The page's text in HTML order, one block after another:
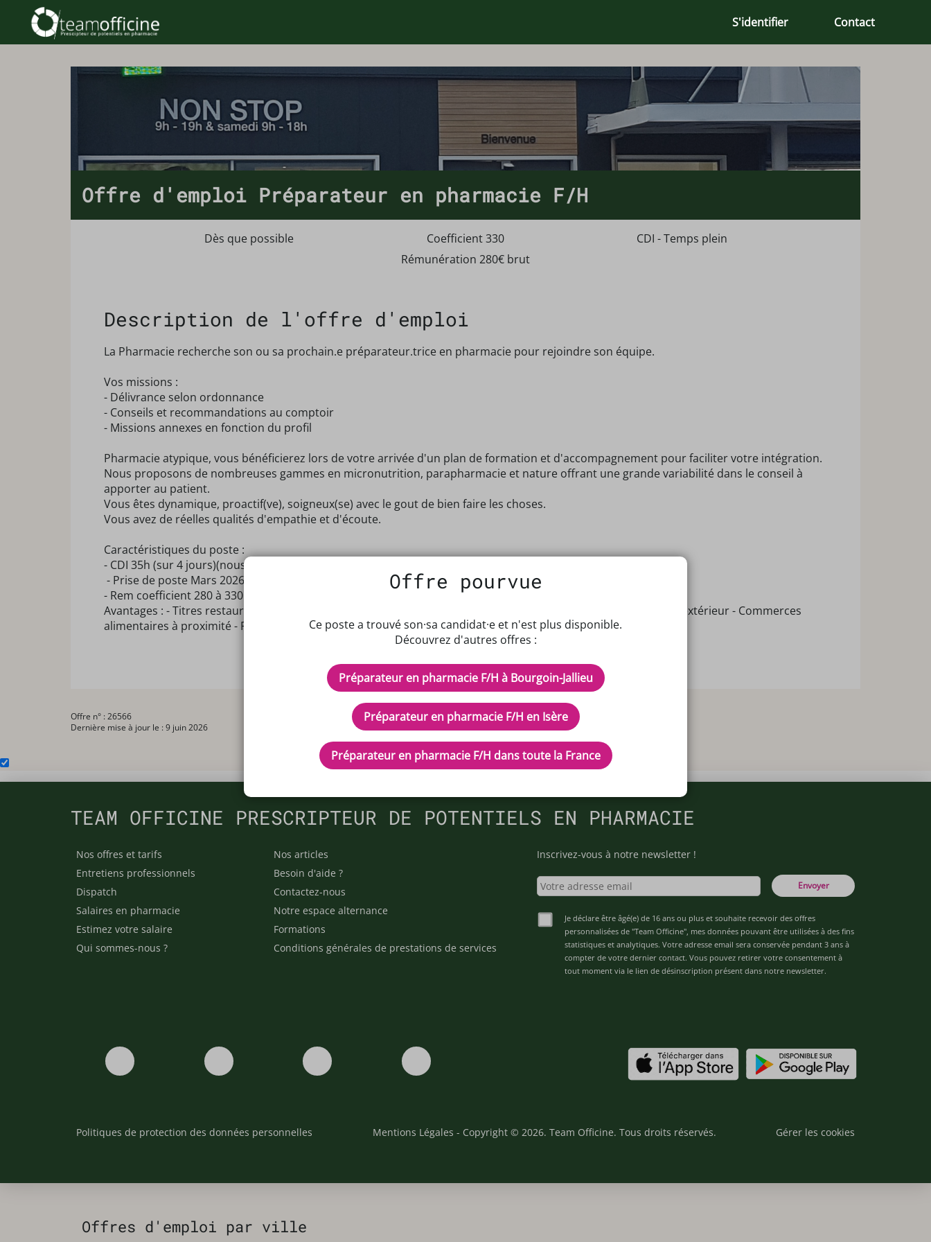
S'identifier Contact
Offre d'emploi Préparateur en pharmacie F/H
Dès que possible
Coefficient 330
Rémunération 280€ brut
CDI - Temps plein
Description de l'offre d'emploi
La Pharmacie recherche son ou sa prochain.e préparateur.trice en pharmacie pour rejoindre son équipe.
Vos missions :
- Délivrance selon ordonnance
- Conseils et recommandations au comptoir
- Missions annexes en fonction du profil
Pharmacie atypique, vous bénéficierez lors de votre arrivée d'un plan de formation et d'accompagnement pour faciliter votre intégration.
Nous proposons de nombreuses gammes en micronutrition, parapharmacie et nature offrant une grande variabilité dans le conseil à
apporter au patient.
Vous êtes dynamique, proactif(ve), soigneux(se) avec le gout de bien faire les choses.
Vous avez de réelles qualités d'empathie et d'écoute.
Caractéristiques du poste :
- CDI 35h (sur 4 jours)(nous étudions les temps partiels)
- Prise de poste Mars 2026 (à définir ensemble)
- Rem coefficient 280 à 330 selon expérience
Avantages : - Titres restaurants - Remises commerciales sur les achats - Primes - Challenges - Salle de pause et extérieur - Commerces
alimentaires à proximité - Facilité de stationnement à proximité
Offre n° : 26566
Dernière mise à jour le : 9 juin 2026
Offre pourvue
Ce poste a trouvé son·sa candidat·e et n'est plus disponible.
Découvrez d'autres offres :
Préparateur en pharmacie F/H à Bourgoin-Jallieu
Préparateur en pharmacie F/H en Isère
Préparateur en pharmacie F/H dans toute la France
TEAM OFFICINE PRESCRIPTEUR DE POTENTIELS EN PHARMACIE
Nos offres et tarifs
Entretiens professionnels
Dispatch
Salaires en pharmacie
Estimez votre salaire
Qui sommes-nous ?
Nos articles
Besoin d'aide ?
Contactez-nous
Notre espace alternance
Formations
Conditions générales de prestations de services
Inscrivez-vous à notre newsletter !
Envoyer
Je déclare être âgé(e) de 16 ans ou plus et souhaite recevoir des offres
personnalisées de "Team Officine", mes données pouvant être utilisées à des fins
statistiques et analytiques. Votre adresse email sera conservée pendant 3 ans à
compter de votre dernier contact. Vous pouvez retirer votre consentement à
tout moment via le lien de désinscription présent dans notre newsletter.
Politiques de protection des données personnelles Mentions Légales - Copyright © 2026. Team Officine. Tous droits réservés. Gérer les cookies
Offres d'emploi par ville